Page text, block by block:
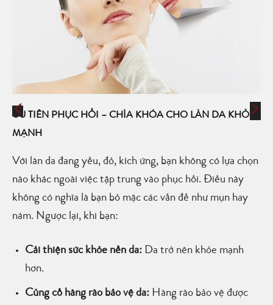
ƯU TIÊN PHỤC HỒI – CHÌA KHÓA CHO LÀN DA KHỎE
MẠNH
Với làn da đang yếu, đỏ, kích ứng, bạn không có lựa chọn
nào khác ngoài việc tập trung vào phục hồi. Điều này
không có nghĩa là bạn bỏ mặc các vấn đề như mụn hay
nám. Ngược lại, khi bạn:
Cải thiện sức khỏe nền da: Da trở nên khỏe mạnh
hơn.
Củng cố hàng rào bảo vệ da: Hàng rào bảo vệ được